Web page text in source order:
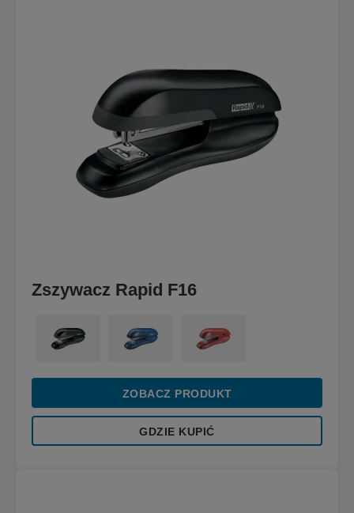
Zszywacz Rapid F16
ZOBACZ PRODUKT
GDZIE KUPIĆ